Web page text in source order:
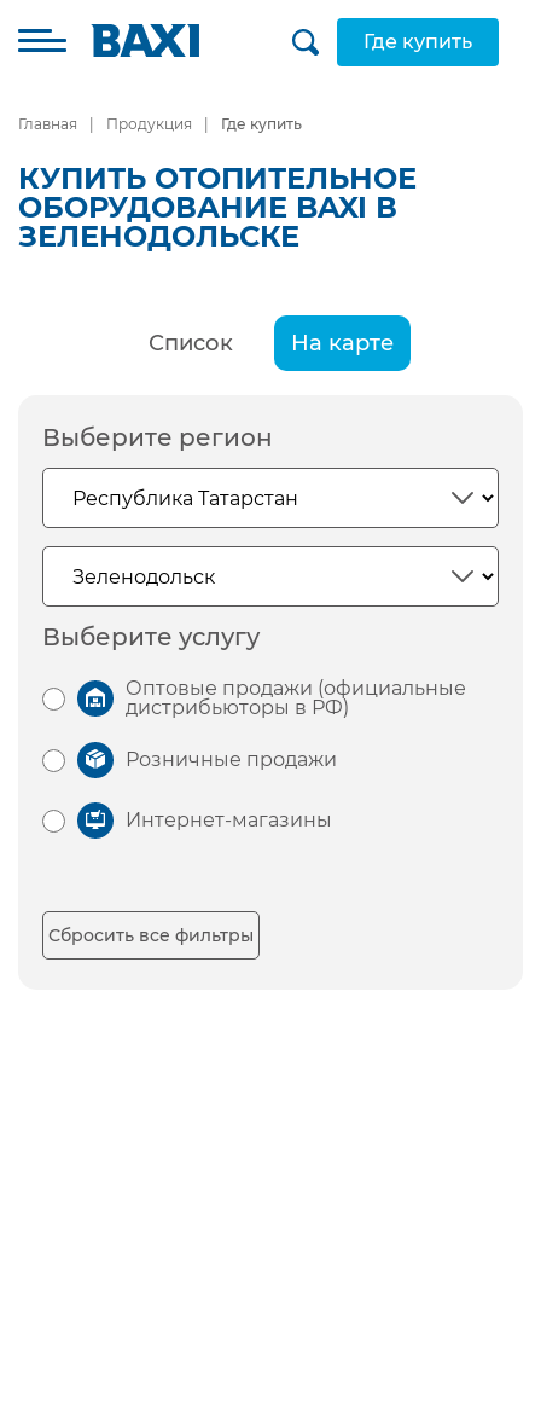
Где купить
Главная Продукция Где купить
КУПИТЬ ОТОПИТЕЛЬНОЕ
ОБОРУДОВАНИЕ BAXI В
ЗЕЛЕНОДОЛЬСКЕ
Список На карте
Выберите регион
Выберите услугу
Оптовые продажи (официальные
дистрибьюторы в РФ)
Розничные продажи
Интернет-магазины
Сбросить все фильтры